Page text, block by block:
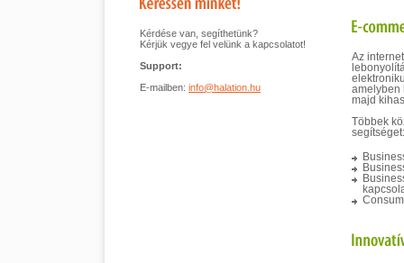
Kérdése van, segíthetünk?
Kérjük vegye fel velünk a kapcsolatot!
Support:
E-mailben: info@halation.hu
Az
amelyben
majd
Többek
segítséget: